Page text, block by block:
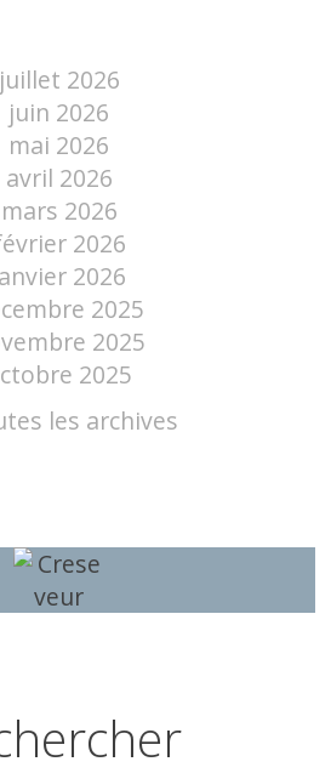
juillet 2026
juin 2026
mai 2026
avril 2026
mars 2026
2026
2026
2025
2025
2025
les archives